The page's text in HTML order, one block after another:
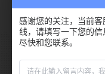
美国UL认证电缆
德国莱茵TUV认
国标CCC认证电缆
澳标SAA认证电缆
感谢您的关注，当前客
线，请填写一下您的信
尽快和您联系。